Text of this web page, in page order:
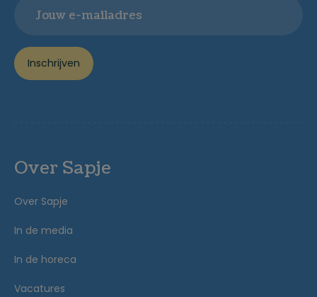
Inschrijven
Over Sapje
Over Sapje
In de media
In de horeca
Vacatures